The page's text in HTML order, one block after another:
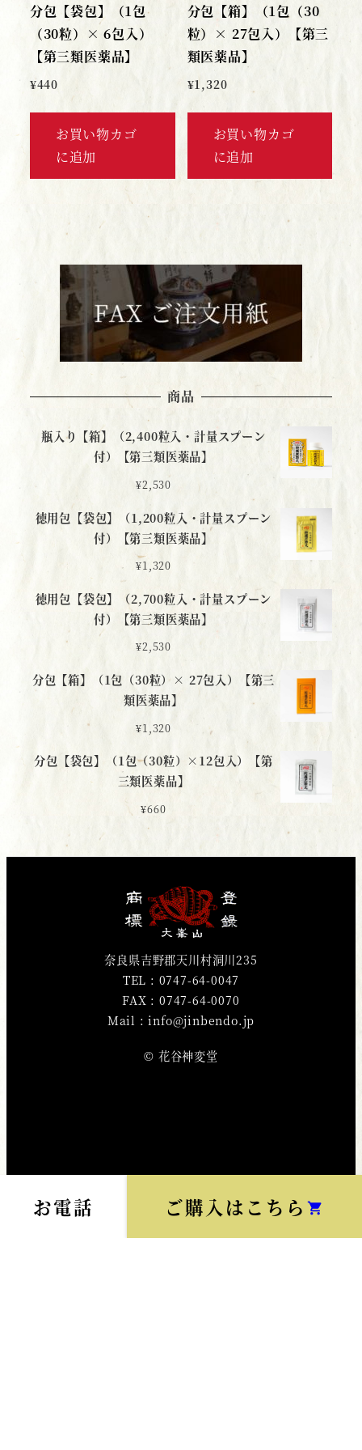
分包【袋包】（1包
（30粒）× 6包入）
【第三類医薬品】
¥440
お買い物カゴ
に追加
分包【箱】（1包（30
粒）× 27包入）【第三
類医薬品】
¥1,320
お買い物カゴ
に追加
商品
瓶入り【箱】（2,400粒入・計量スプーン
付）【第三類医薬品】
¥2,530
徳用包【袋包】（1,200粒入・計量スプーン
付）【第三類医薬品】
¥1,320
徳用包【袋包】（2,700粒入・計量スプーン
付）【第三類医薬品】
¥2,530
分包【箱】（1包（30粒）× 27包入）【第三
類医薬品】
¥1,320
分包【袋包】（1包（30粒）×12包入）【第
三類医薬品】
¥660
お電話 ご購入はこちら shopping_cart
奈良県吉野郡天川村洞川235
TEL : 0747-64-0047
FAX : 0747-64-0070
Mail : info@jinbendo.jp
© 花谷神変堂